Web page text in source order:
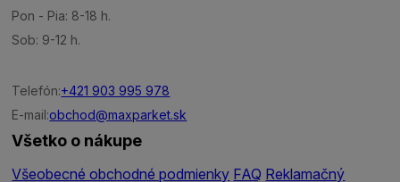
Pon - Pia: 8-18 h.
Sob: 9-12 h.
Telefón:+421 903 995 978
E-mail:obchod@maxparket.sk
Všetko o nákupe
Všeobecné obchodné podmienky FAQ Reklamačný